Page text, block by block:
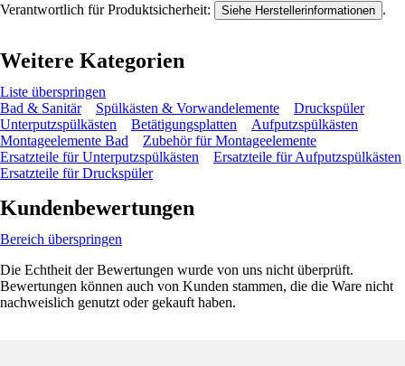
Verantwortlich für Produktsicherheit: Siehe Herstellerinformationen .
Weitere Kategorien
Liste überspringen
Bad & Sanitär
Spülkästen & Vorwandelemente
Druckspüler
Unterputzspülkästen
Betätigungsplatten
Aufputzspülkästen
Montageelemente Bad
Zubehör für Montageelemente
Ersatzteile für Unterputzspülkästen
Ersatzteile für Aufputzspülkästen
Ersatzteile für Druckspüler
Kundenbewertungen
Bereich überspringen
Die Echtheit der Bewertungen wurde von uns nicht überprüft.
Bewertungen können auch von Kunden stammen, die die Ware nicht
nachweislich genutzt oder gekauft haben.